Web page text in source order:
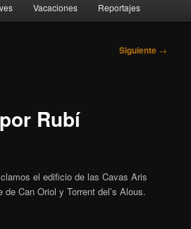
Vacaciones Reportajes
Siguiente →
Rubí
el edificio de las Cavas Aris
Can Oriol y Torrent del’s Alous.